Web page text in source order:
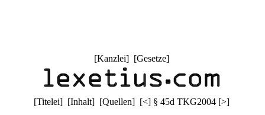
[Kanzlei] [Gesetze]
[Titelei] [Inhalt] [Quellen] [<] § 45d TKG2004 [>]